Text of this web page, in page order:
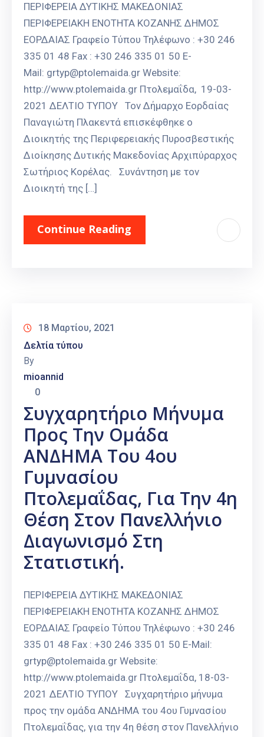
ΠΕΡΙΦΕΡΕΙΑ ΔΥΤΙΚΗΣ ΜΑΚΕΔΟΝΙΑΣ
ΠΕΡΙΦΕΡΕΙΑΚΗ ΕΝΟΤΗΤΑ ΚΟΖΑΝΗΣ ΔΗΜΟΣ
ΕΟΡΔΑΙΑΣ Γραφείο Τύπου Τηλέφωνο : +30 246
335 01 48 Fax : +30 246 335 01 50 E-
Mail: grtyp@ptolemaida.gr Website:
http://www.ptolemaida.gr Πτολεμαΐδα, 19-03-
2021 ΔΕΛΤΙΟ ΤΥΠΟΥ Τον Δήμαρχο Εορδαίας
Παναγιώτη Πλακεντά επισκέφθηκε ο
Διοικητής της Περιφερειακής Πυροσβεστικής
Διοίκησης Δυτικής Μακεδονίας Αρχιπύραρχος
Σωτήριος Κορέλας. Συνάντηση με τον
Διοικητή της […]
Continue Reading
18 Μαρτίου, 2021
Δελτία τύπου
By
mioannid
0
Συγχαρητήριο Μήνυμα
Προς Την Ομάδα
ΑΝΔΗΜΑ Του 4ου
Γυμνασίου
Πτολεμαΐδας, Για Την 4η
Θέση Στον Πανελλήνιο
Διαγωνισμό Στη
Στατιστική.
ΠΕΡΙΦΕΡΕΙΑ ΔΥΤΙΚΗΣ ΜΑΚΕΔΟΝΙΑΣ
ΠΕΡΙΦΕΡΕΙΑΚΗ ΕΝΟΤΗΤΑ ΚΟΖΑΝΗΣ ΔΗΜΟΣ
ΕΟΡΔΑΙΑΣ Γραφείο Τύπου Τηλέφωνο : +30 246
335 01 48 Fax : +30 246 335 01 50 E-Mail:
grtyp@ptolemaida.gr Website:
http://www.ptolemaida.gr Πτολεμαΐδα, 18-03-
2021 ΔΕΛΤΙΟ ΤΥΠΟΥ Συγχαρητήριο μήνυμα
προς την ομάδα ΑΝΔΗΜΑ του 4ου Γυμνασίου
Πτολεμαΐδας, για την 4η θέση στον Πανελλήνιο